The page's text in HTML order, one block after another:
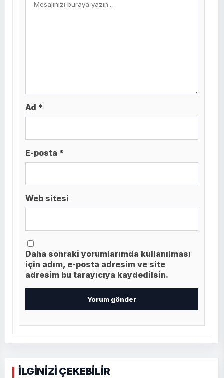
Ad *
E-posta *
Web sitesi
Daha sonraki yorumlarımda kullanılması
için adım, e-posta adresim ve site
adresim bu tarayıcıya kaydedilsin.
İLGİNİZİ ÇEKEBİLİR